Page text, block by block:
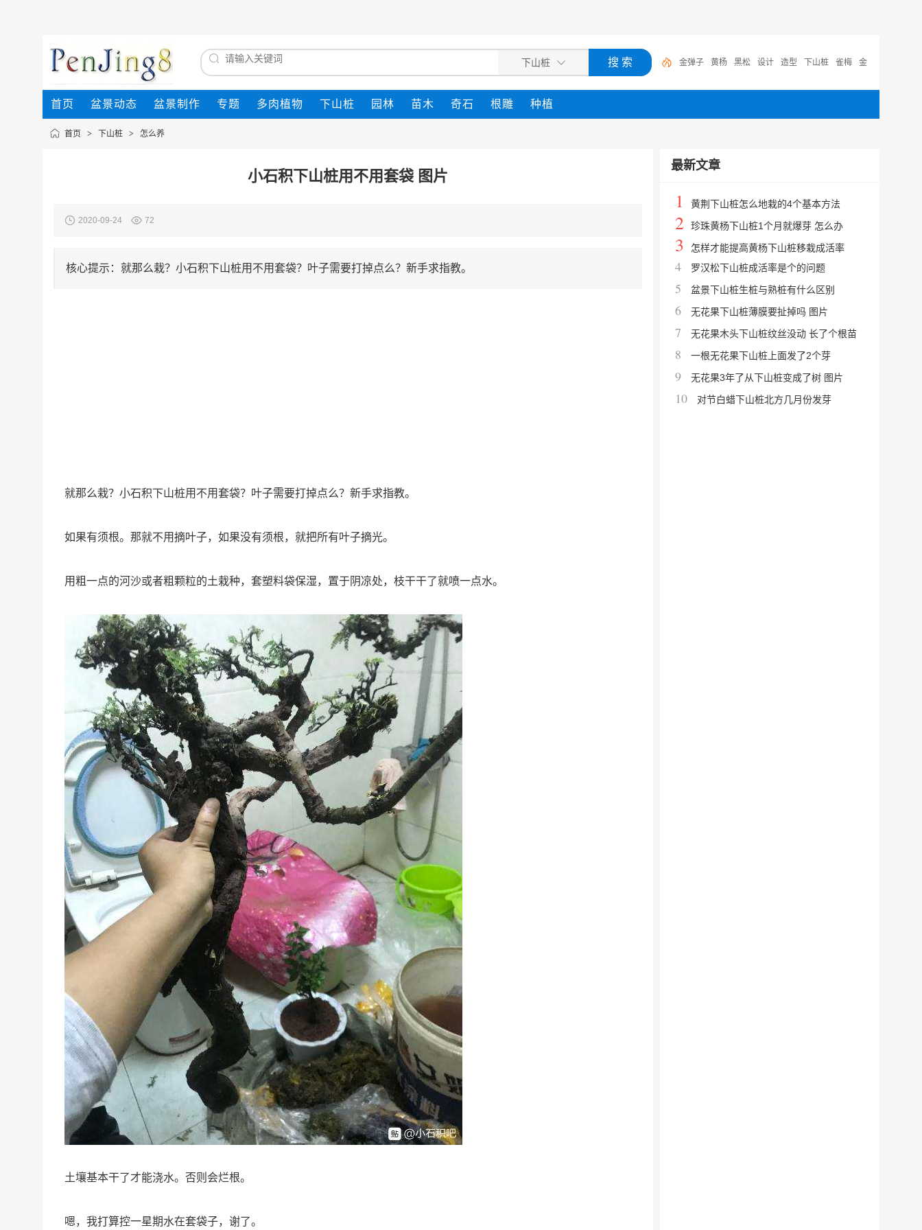
金弹子 黄杨 黑松 设计 造型 下山桩 雀梅 金
弹子下山桩 盆景 榆树
首页 盆景动态 盆景制作 专题 多肉植物 下山桩 园林 苗木 奇石 根雕 种植
首页 > 下山桩 > 怎么养
小石积下山桩用不用套袋 图片
2020-09-24 72
核心提示：就那么栽？小石积下山桩用不用套袋？叶子需要打掉点么？新手求指教。
就那么栽？小石积下山桩用不用套袋？叶子需要打掉点么？新手求指教。
如果有须根。那就不用摘叶子，如果没有须根，就把所有叶子摘光。
用粗一点的河沙或者粗颗粒的土栽种，套塑料袋保湿，置于阴凉处，枝干干了就喷一点水。
土壤基本干了才能浇水。否则会烂根。
嗯，我打算控一星期水在套袋子，谢了。
最新文章
1 黄荆下山桩怎么地栽的4个基本方法
2 珍珠黄杨下山桩1个月就爆芽 怎么办
3 怎样才能提高黄杨下山桩移栽成活率
4 罗汉松下山桩成活率是个的问题
5 盆景下山桩生桩与熟桩有什么区别
6 无花果下山桩薄膜要扯掉吗 图片
7 无花果木头下山桩纹丝没动 长了个根苗
8 一根无花果下山桩上面发了2个芽
9 无花果3年了从下山桩变成了树 图片
10 对节白蜡下山桩北方几月份发芽